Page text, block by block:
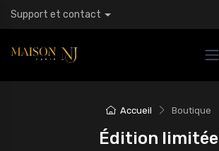
Support et contact
Accueil Boutique
Édition limitée